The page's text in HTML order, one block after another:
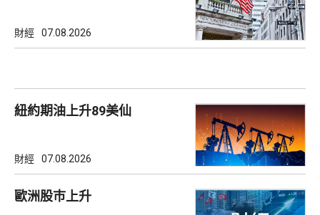
財經 07.08.2026
紐約期油上升89美仙
財經 07.08.2026
歐洲股巿上升